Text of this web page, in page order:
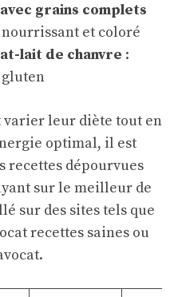
grains complets
nourrissant et coloré
lait de chanvre :
gluten
varier leur diète tout en
optimal, il est
recettes dépourvues
sur le meilleur de
sur des sites tels que
recettes saines ou
.